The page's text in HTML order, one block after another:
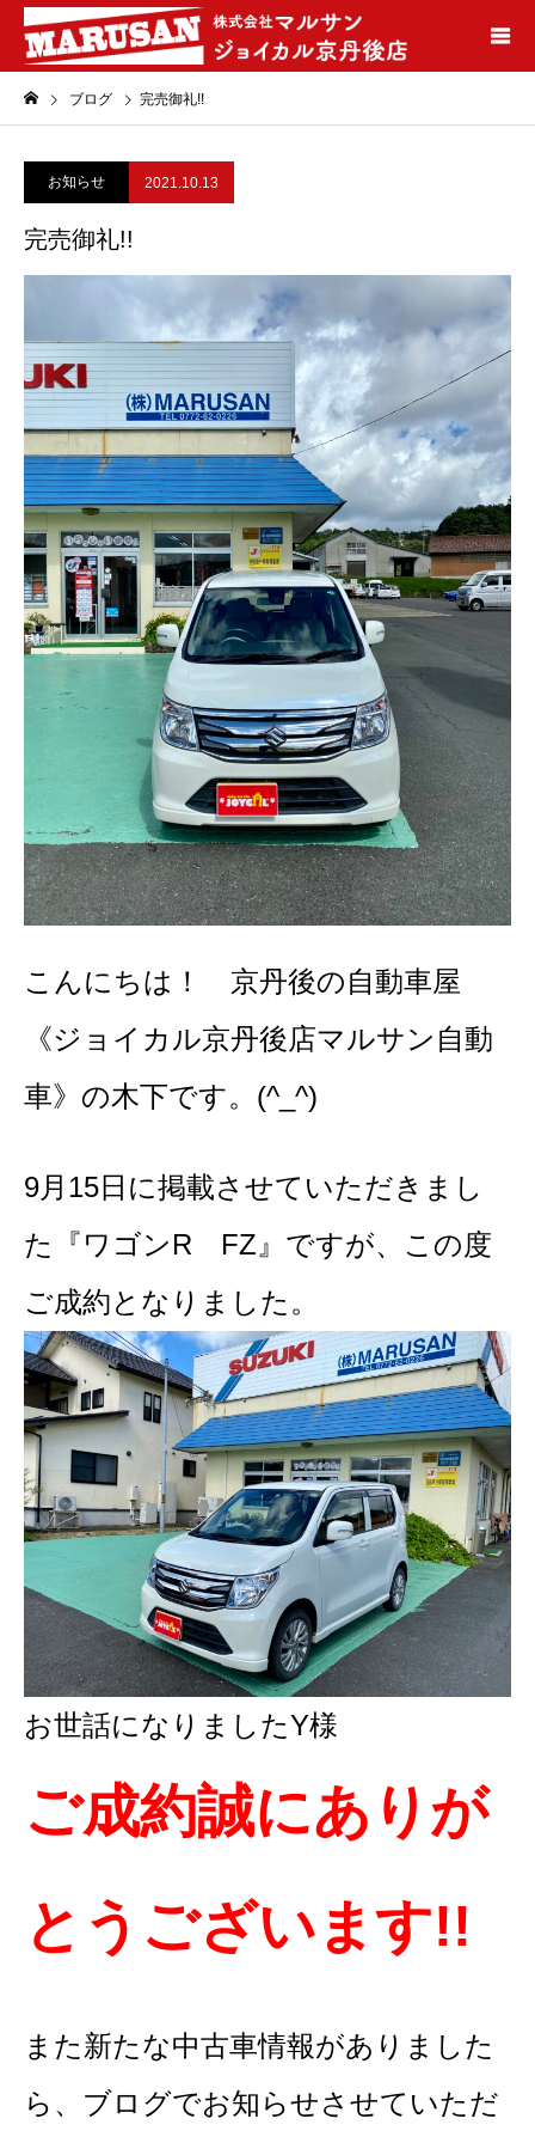
ブログ 完売御礼!!
お知らせ 2021.10.13
完売御礼!!
こんにちは！ 京丹後の自動車屋
《ジョイカル京丹後店マルサン自動
車》の木下です。(^_^)
9月15日に掲載させていただきまし
た『ワゴンR FZ』ですが、この度
ご成約となりました。
お世話になりましたY様
ご成約誠にありが
とうございます!!
また新たな中古車情報がありました
ら、ブログでお知らせさせていただ